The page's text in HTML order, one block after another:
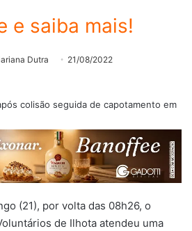
Dutra 21/08/2022
(21), por volta das 08h26, o
de Ilhota atendeu uma